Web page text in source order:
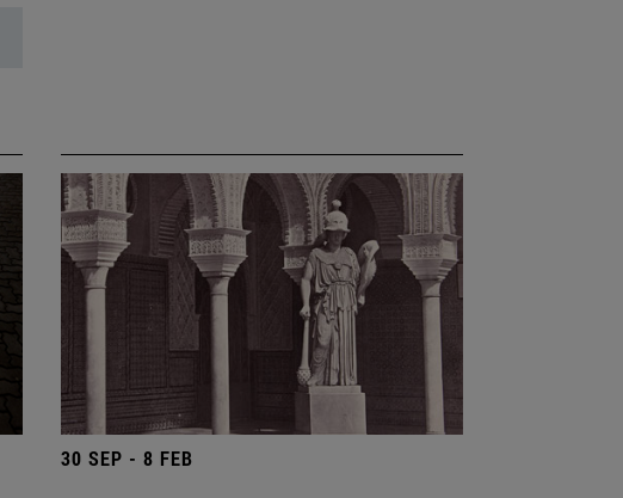
30 SEP - 8 FEB